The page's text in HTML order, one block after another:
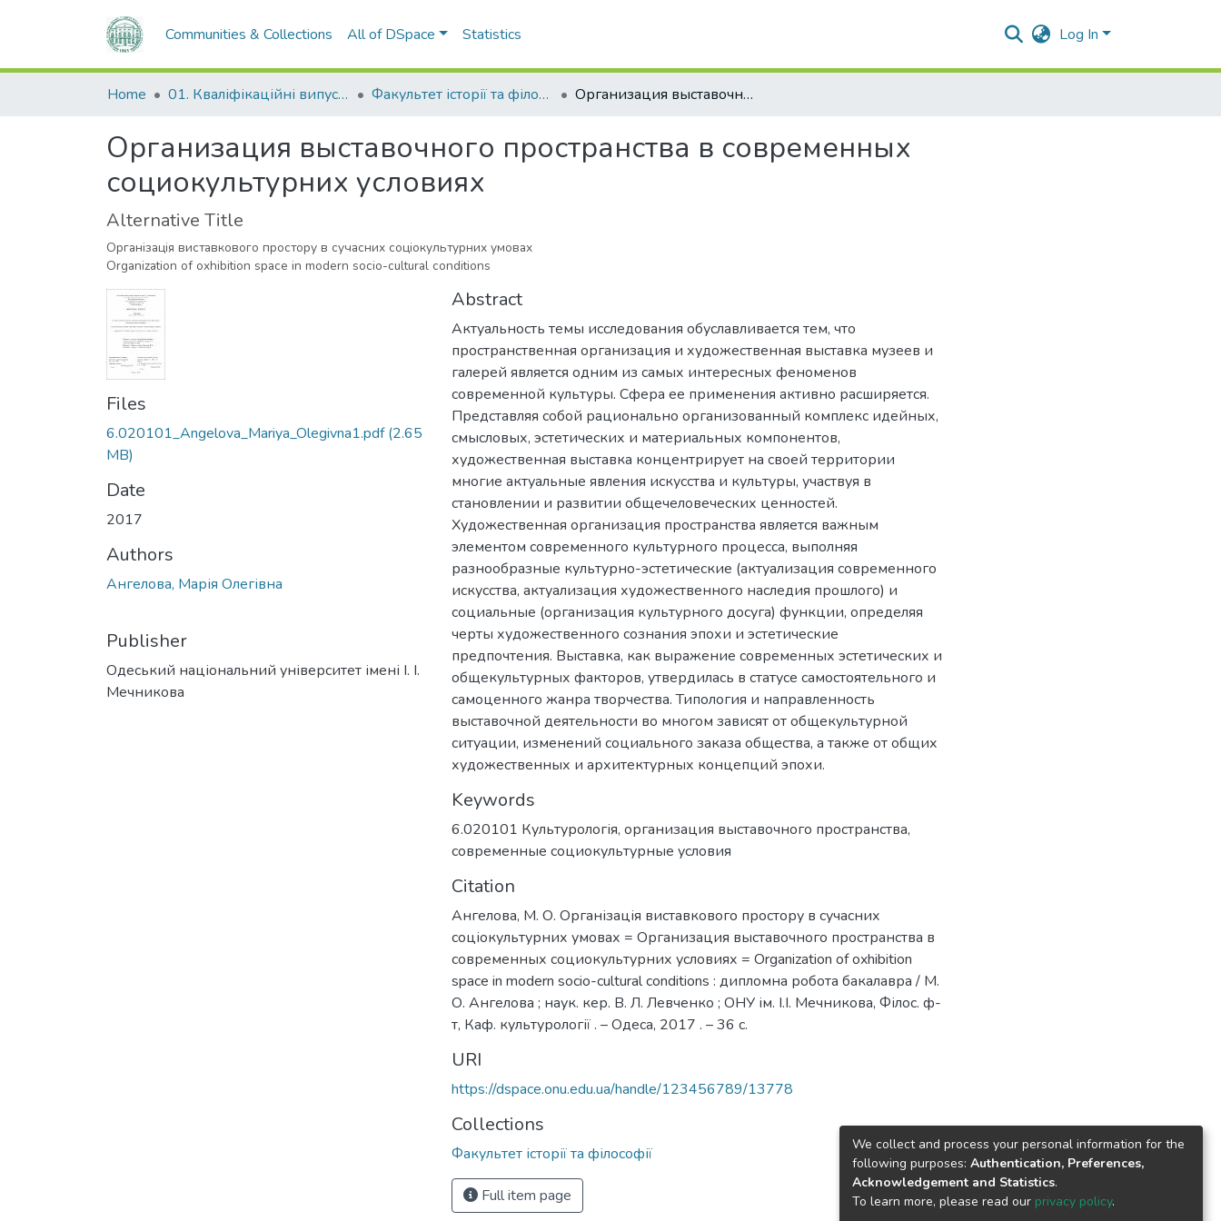
Communities & Collections All of DSpace Statistics Log In
Home 01. Кваліфікаційні випускні роботи здобувачів вищої освіти Факультет історії та філософії Организация выставочного пространства в современных социокультурних условиях
Организация выставочного пространства в современных
социокультурних условиях
Alternative Title
Організація виставкового простору в сучасних соціокультурних умовах
Organization of oxhibition space in modern socio-cultural conditions
Files
6.020101_Angelova_Mariya_Olegivna1.pdf(2.65
MB)
Date
2017
Authors
Ангелова, Марія Олегівна
Publisher
Одеський національний університет імені І. І.
Мечникова
Abstract
Актуальность темы исследования обуславливается тем, что
пространственная организация и художественная выставка музеев и
галерей является одним из самых интересных феноменов
современной культуры. Сфера ее применения активно расширяется.
Представляя собой рационально организованный комплекс идейных,
смысловых, эстетических и материальных компонентов,
художественная выставка концентрирует на своей территории
многие актуальные явления искусства и культуры, участвуя в
становлении и развитии общечеловеческих ценностей.
Художественная организация пространства является важным
элементом современного культурного процесса, выполняя
разнообразные культурно-эстетические (актуализация современного
искусства, актуализация художественного наследия прошлого) и
социальные (организация культурного досуга) функции, определяя
черты художественного сознания эпохи и эстетические
предпочтения. Выставка, как выражение современных эстетических и
общекультурных факторов, утвердилась в статусе самостоятельного и
самоценного жанра творчества. Типология и направленность
выставочной деятельности во многом зависят от общекультурной
ситуации, изменений социального заказа общества, а также от общих
художественных и архитектурных концепций эпохи.
Keywords
6.020101 Культурологія, организация выставочного пространства,
современные социокультурные условия
Citation
Ангелова, М. О. Організація виставкового простору в сучасних
соціокультурних умовах = Организация выставочного пространства в
современных социокультурних условиях = Organization of oxhibition
space in modern socio-cultural conditions : дипломна робота бакалавра / М.
О. Ангелова ; наук. кер. В. Л. Левченко ; ОНУ ім. І.І. Мечникова, Філос. ф-
т, Каф. культурології . – Одеса, 2017 . – 36 с.
URI
https://dspace.onu.edu.ua/handle/123456789/13778
Collections
Факультет історії та філософії
Full item page
We collect and process your personal information for the
following purposes: Authentication, Preferences,
Acknowledgement and Statistics.
To learn more, please read our privacy policy.